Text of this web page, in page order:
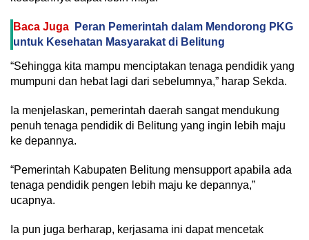
Baca Juga
Peran Pemerintah dalam Mendorong PKG
untuk Kesehatan Masyarakat di Belitung
“Sehingga kita mampu menciptakan tenaga pendidik yang
mumpuni dan hebat lagi dari sebelumnya,” harap Sekda.
Ia menjelaskan, pemerintah daerah sangat mendukung
penuh tenaga pendidik di Belitung yang ingin lebih maju
ke depannya.
“Pemerintah Kabupaten Belitung mensupport apabila ada
tenaga pendidik pengen lebih maju ke depannya,”
ucapnya.
Ia pun juga berharap, kerjasama ini dapat mencetak